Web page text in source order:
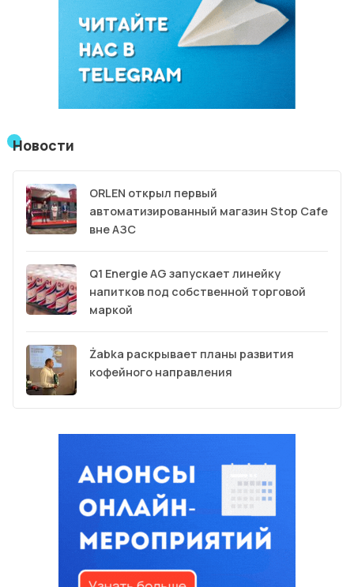
Новости
ORLEN открыл первый
автоматизированный магазин Stop Cafe
вне АЗС
Q1 Energie AG запускает линейку
напитков под собственной торговой
маркой
Żabka раскрывает планы развития
кофейного направления